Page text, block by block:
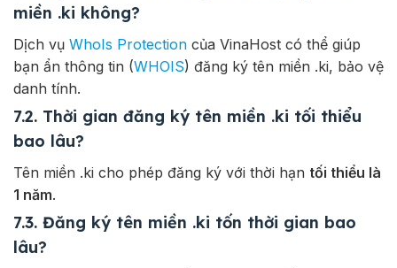
miền .ki không?
Dịch vụ WhoIs Protection của VinaHost có thể giúp
bạn ẩn thông tin (WHOIS) đăng ký tên miền .ki, bảo vệ
danh tính.
7.2. Thời gian đăng ký tên miền .ki tối thiểu
bao lâu?
Tên miền .ki cho phép đăng ký với thời hạn tối thiểu là
1 năm.
7.3. Đăng ký tên miền .ki tốn thời gian bao
lâu?